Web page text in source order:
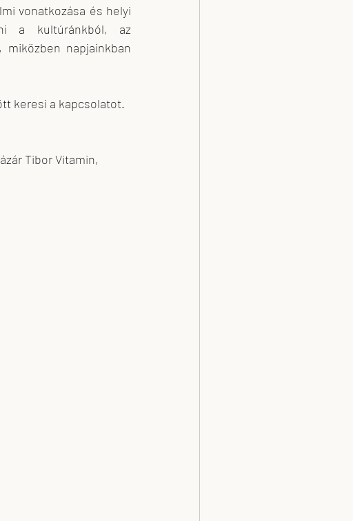
vonatkozása és helyi
a kultúránkból, az
napjainkban
keresi a kapcsolatot.
Tibor Vitamin,